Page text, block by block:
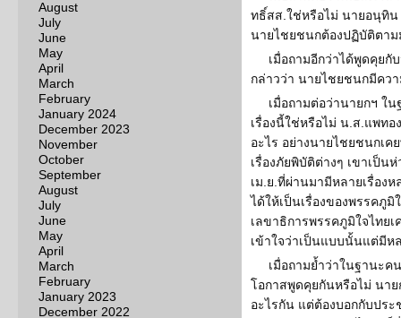
August
July
June
May
April
March
February
January 2024
December 2023
November
October
September
August
July
June
May
April
March
February
January 2023
December 2022
ทธิ์สส.ใช่หรือไม่ นายอนุทิน
นายไชยชนกต้องปฏิบัติตาม
เมื่อถามอีกว่าได้พูดคุย
กล่าวว่า นายไชยชนกมีคว
เมื่อถามต่อว่านายกฯ ใ
เรื่องนี้ใช่หรือไม่ น.ส.แพท
อะไร อย่างนายไชยชนกเ
เรื่องภัยพิบัติต่างๆ เขาเป็น
เม.ย.ที่ผ่านมามีหลายเรื่อง
ได้ให้เป็นเรื่องของพรรคภูมิ
เลขาธิการพรรคภูมิใจไทย
เข้าใจว่าเป็นแบบนั้นแต่มีห
เมื่อถามย้ำว่าในฐานะ
โอกาสพูดคุยกันหรือไม่ นา
อะไรกัน แต่ต้องบอกกับปร